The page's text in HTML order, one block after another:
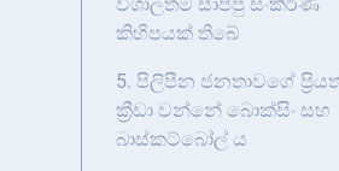
කිහිපයක් තිබේ
5. පිලිපීන ජනතාවගේ
ක්‍රීඩා වන්නේ බොක්සිං සහ
බාස්කට්බෝල් ය